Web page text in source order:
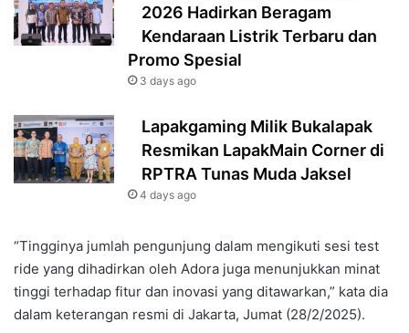
2026 Hadirkan Beragam
Kendaraan Listrik Terbaru dan
Promo Spesial
3 days ago
Lapakgaming Milik Bukalapak
Resmikan LapakMain Corner di
RPTRA Tunas Muda Jaksel
4 days ago
“Tingginya jumlah pengunjung dalam mengikuti sesi test
ride yang dihadirkan oleh Adora juga menunjukkan minat
tinggi terhadap fitur dan inovasi yang ditawarkan,” kata dia
dalam keterangan resmi di Jakarta, Jumat (28/2/2025).